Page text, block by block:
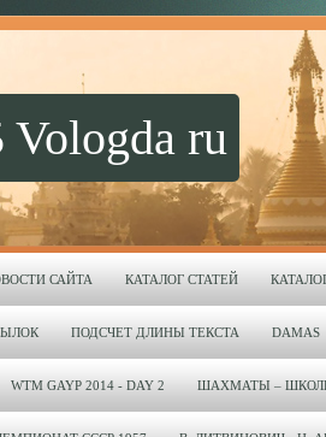
Vologda ru
САЙТА КАТАЛОГ СТАТЕЙ
ПОДСЧЕТ ДЛИНЫ ТЕКСТА DAMAS
WTM GAYP 2014 - DAY 2 ШАХМАТЫ –